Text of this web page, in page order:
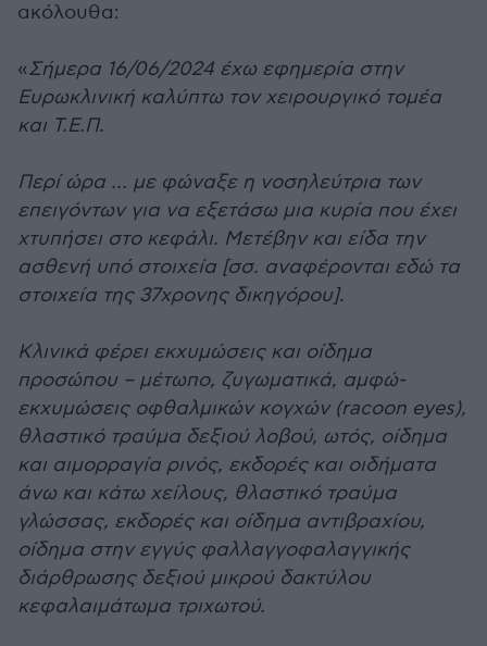
ακόλουθα:
«Σήμερα 16/06/2024 έχω εφημερία στην
Ευρωκλινική καλύπτω τον χειρουργικό τομέα
και Τ.Ε.Π.
Περί ώρα … με φώναξε η νοσηλεύτρια των
επειγόντων για να εξετάσω μια κυρία που έχει
χτυπήσει στο κεφάλι. Μετέβην και είδα την
ασθενή υπό στοιχεία [σσ. αναφέρονται εδώ τα
στοιχεία της 37χρονης δικηγόρου].
Κλινικά φέρει εκχυμώσεις και οίδημα
προσώπου – μέτωπο, ζυγωματικά, αμφώ-
εκχυμώσεις οφθαλμικών κογχών (racoon eyes),
θλαστικό τραύμα δεξιού λοβού, ωτός, οίδημα
και αιμορραγία ρινός, εκδορές και οιδήματα
άνω και κάτω χείλους, θλαστικό τραύμα
γλώσσας, εκδορές και οίδημα αντιβραχίου,
οίδημα στην εγγύς φαλλαγγοφαλαγγικής
διάρθρωσης δεξιού μικρού δακτύλου
κεφαλαιμάτωμα τριχωτού.